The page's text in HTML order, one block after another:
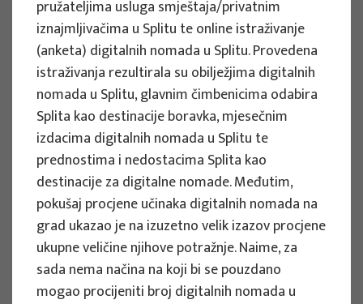
Sve
Traži
STRUČNI PROJEKTI
Strateške smjernice za razvoj turizma
u gradu Osijeku
Voditelj projekta
Snježana Boranić Živoder
pružateljima usluga smještaja/privatnim
iznajmljivačima u Splitu te online istraživanje
(anketa) digitalnih nomada u Splitu. Provedena
istraživanja rezultirala su obilježjima digitalnih
nomada u Splitu, glavnim čimbenicima odabira
Splita kao destinacije boravka, mjesečnim
izdacima digitalnih nomada u Splitu te
prednostima i nedostacima Splita kao
destinacije za digitalne nomade. Međutim,
pokušaj procjene učinaka digitalnih nomada na
grad ukazao je na izuzetno velik izazov procjene
ukupne veličine njihove potražnje. Naime, za
sada nema načina na koji bi se pouzdano
mogao procijeniti broj digitalnih nomada u